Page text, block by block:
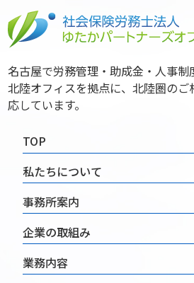
名古屋で労務管理・助成金・人事制
北陸オフィスを拠点に、北陸圏のご
応しています。
TOP
私たちについて
事務所案内
企業の取組み
業務内容